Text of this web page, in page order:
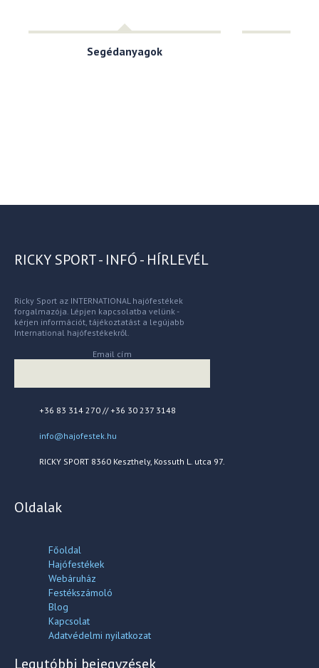
Segédanyagok
RICKY SPORT - INFÓ - HÍRLEVÉL
Ricky Sport az INTERNATIONAL hajófestékek
forgalmazója. Lépjen kapcsolatba velünk -
kérjen információt, tájékoztatást a legújabb
International hajófestékekről.
Email cím
+36 83 314 270 // +36 30 237 3148
info@hajofestek.hu
RICKY SPORT 8360 Keszthely, Kossuth L. utca 97.
Oldalak
Főoldal
Hajófestékek
Webáruház
Festékszámoló
Blog
Kapcsolat
Adatvédelmi nyilatkozat
Legutóbbi bejegyzések